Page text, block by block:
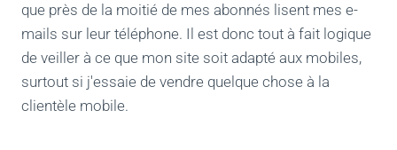
que près de la moitié de mes abonnés lisent mes e-
mails sur leur téléphone. Il est donc tout à fait logique
de veiller à ce que mon site soit adapté aux mobiles,
surtout si j'essaie de vendre quelque chose à la
clientèle mobile.